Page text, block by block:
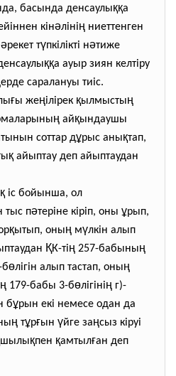
басында денсаулыққа
кінәлінің ниеттенген
әрекет түпкілікті нәтиже
ққа ауыр зиян келтіру
саралануы тиіс.
ғы жеңілірек қылмыстың
ң айқындаушы
соттар дұрыс анықтап,
қ айыптау деп айыптаудан
қ іс бойынша, ол
тыс пәтеріне кіріп, оны ұрып,
қытып, оның мүлкін алып
ҚК-тің 257-бабының
бөлігін алып тастап, оның
ң 179-бабы 3-бөлігінің г)-
бұрын екi немесе одан да
ң тұрғын үйге заңсыз кіруі
шылықпен қамтылған деп